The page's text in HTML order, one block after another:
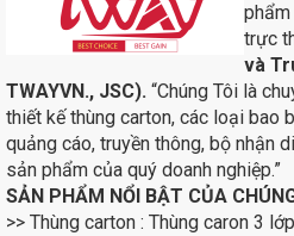
trực
và
TWAYVN., JSC). “Chúng Tôi là
thiết kế thùng carton, các loại bao
quảng cáo, truyền thông, bộ nhận
sản phẩm của quý doanh nghiệp.”
SẢN PHẨM NỔI BẬT CỦA
>> Thùng carton : Thùng caron 3